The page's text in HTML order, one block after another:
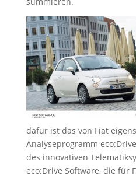
dafür ist das von Fiat
Analyseprogramm
des innovativen
eco:Drive Software, die für